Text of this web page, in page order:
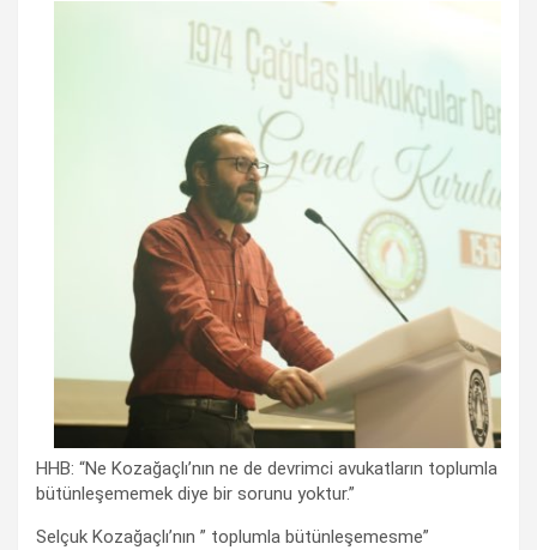
HHB: “Ne Kozağaçlı’nın ne de devrimci avukatların toplumla
bütünleşememek diye bir sorunu yoktur.”
Selçuk Kozağaçlı’nın ” toplumla bütünleşemesme”